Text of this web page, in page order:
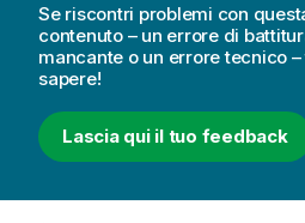
Se riscontri problemi con
contenuto – un errore di
mancante o un errore tecnico
sapere!
Lascia qui il tuo feedback